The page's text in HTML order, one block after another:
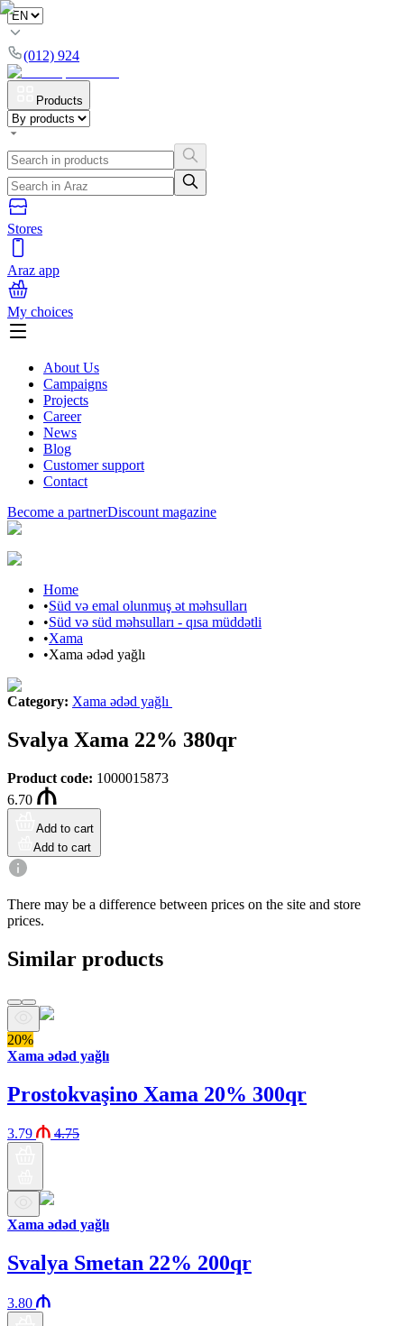
(012) 924
Products
Stores
Araz app
My choices
About Us
Campaigns
Projects
Career
News
Blog
Customer support
Contact
Become a partnerDiscount magazine
Home
•Süd və emal olunmuş ət məhsulları
•Süd və süd məhsulları - qısa müddətli
•Xama
•Xama ədəd yağlı
Category: Xama ədəd yağlı
Svalya Xama 22% 380qr
Product code: 1000015873
6.70
Add to cart
Add to cart
There may be a difference between prices on the site and store
prices.
Similar products
20%
Xama ədəd yağlı
Prostokvaşino Xama 20% 300qr
3.79 4.75
Xama ədəd yağlı
Svalya Smetan 22% 200qr
3.80